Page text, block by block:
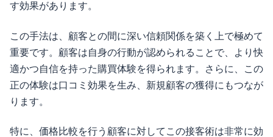
す効果があります。
この手法は、顧客との間に深い信頼関係を築く上で極めて
重要です。顧客は自身の行動が認められることで、より快
適かつ自信を持った購買体験を得られます。さらに、この
正の体験は口コミ効果を生み、新規顧客の獲得にもつなが
ります。
特に、価格比較を行う顧客に対してこの接客術は非常に効